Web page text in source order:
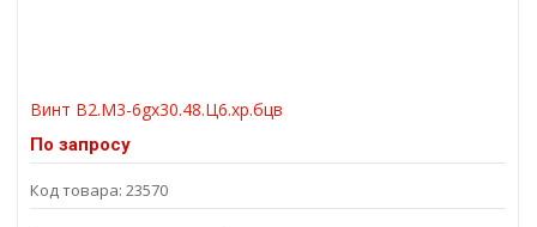
Винт В2.М3-6gх30.48.Ц6.хр.бцв
По запросу
Код товара: 23570